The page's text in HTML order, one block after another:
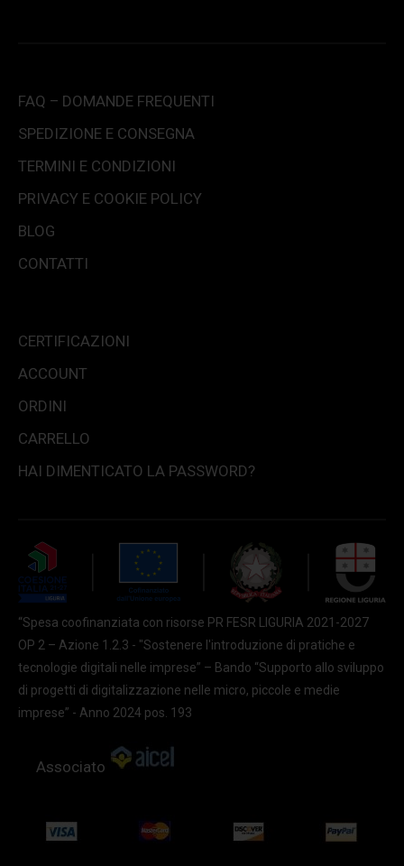
FAQ – DOMANDE FREQUENTI
SPEDIZIONE E CONSEGNA
TERMINI E CONDIZIONI
PRIVACY E COOKIE POLICY
BLOG
CONTATTI
CERTIFICAZIONI
ACCOUNT
ORDINI
CARRELLO
HAI DIMENTICATO LA PASSWORD?
“Spesa coofinanziata con risorse PR FESR LIGURIA 2021-2027
OP 2 – Azione 1.2.3 - "Sostenere l'introduzione di pratiche e
tecnologie digitali nelle imprese” – Bando “Supporto allo sviluppo
di progetti di digitalizzazione nelle micro, piccole e medie
imprese” - Anno 2024 pos. 193
Associato